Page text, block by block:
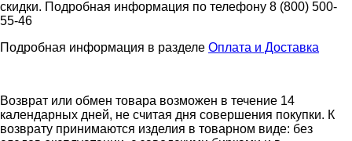
скидки. Подробная информация по телефону 8 (800) 500-
55-46
Подробная информация в разделе Оплата и Доставка
Возврат или обмен товара возможен в течение 14
календарных дней, не считая дня совершения покупки. К
возврату принимаются изделия в товарном виде: без